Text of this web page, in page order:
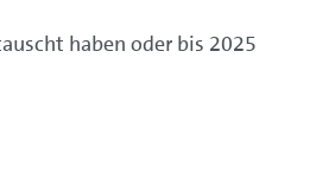
haben oder bis 2025